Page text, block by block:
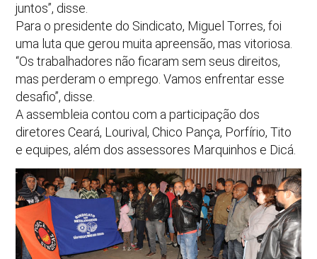
juntos”, disse.
Para o presidente do Sindicato, Miguel Torres, foi
uma luta que gerou muita apreensão, mas vitoriosa.
“Os trabalhadores não ficaram sem seus direitos,
mas perderam o emprego. Vamos enfrentar esse
desafio”, disse.
A assembleia contou com a participação dos
diretores Ceará, Lourival, Chico Pança, Porfírio, Tito
e equipes, além dos assessores Marquinhos e Dicá.